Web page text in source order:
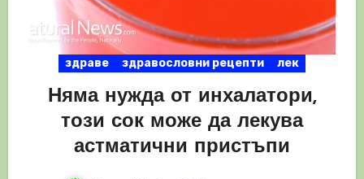
здраве здравословни рецепти лек
Няма нужда от инхалатори,
този сок може да лекува
астматични пристъпи